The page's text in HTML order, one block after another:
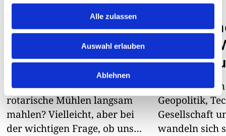
Alle zulassen
Auswahl erlauben
Ablehnen
DISTRIKT 1820
Gründlich statt
schnell: Distrikt
1820 goes „e.V.“
Kann man sagen, dass
rotarische Mühlen langsam
mahlen? Vielleicht, aber bei
der wichtigen Frage, ob unser
DISTRIKT 1820
Jetzt
Kick-
am 22.
in Gießen
Die Welt ist
Geopolitik,
Gesellschaft
wandeln sich